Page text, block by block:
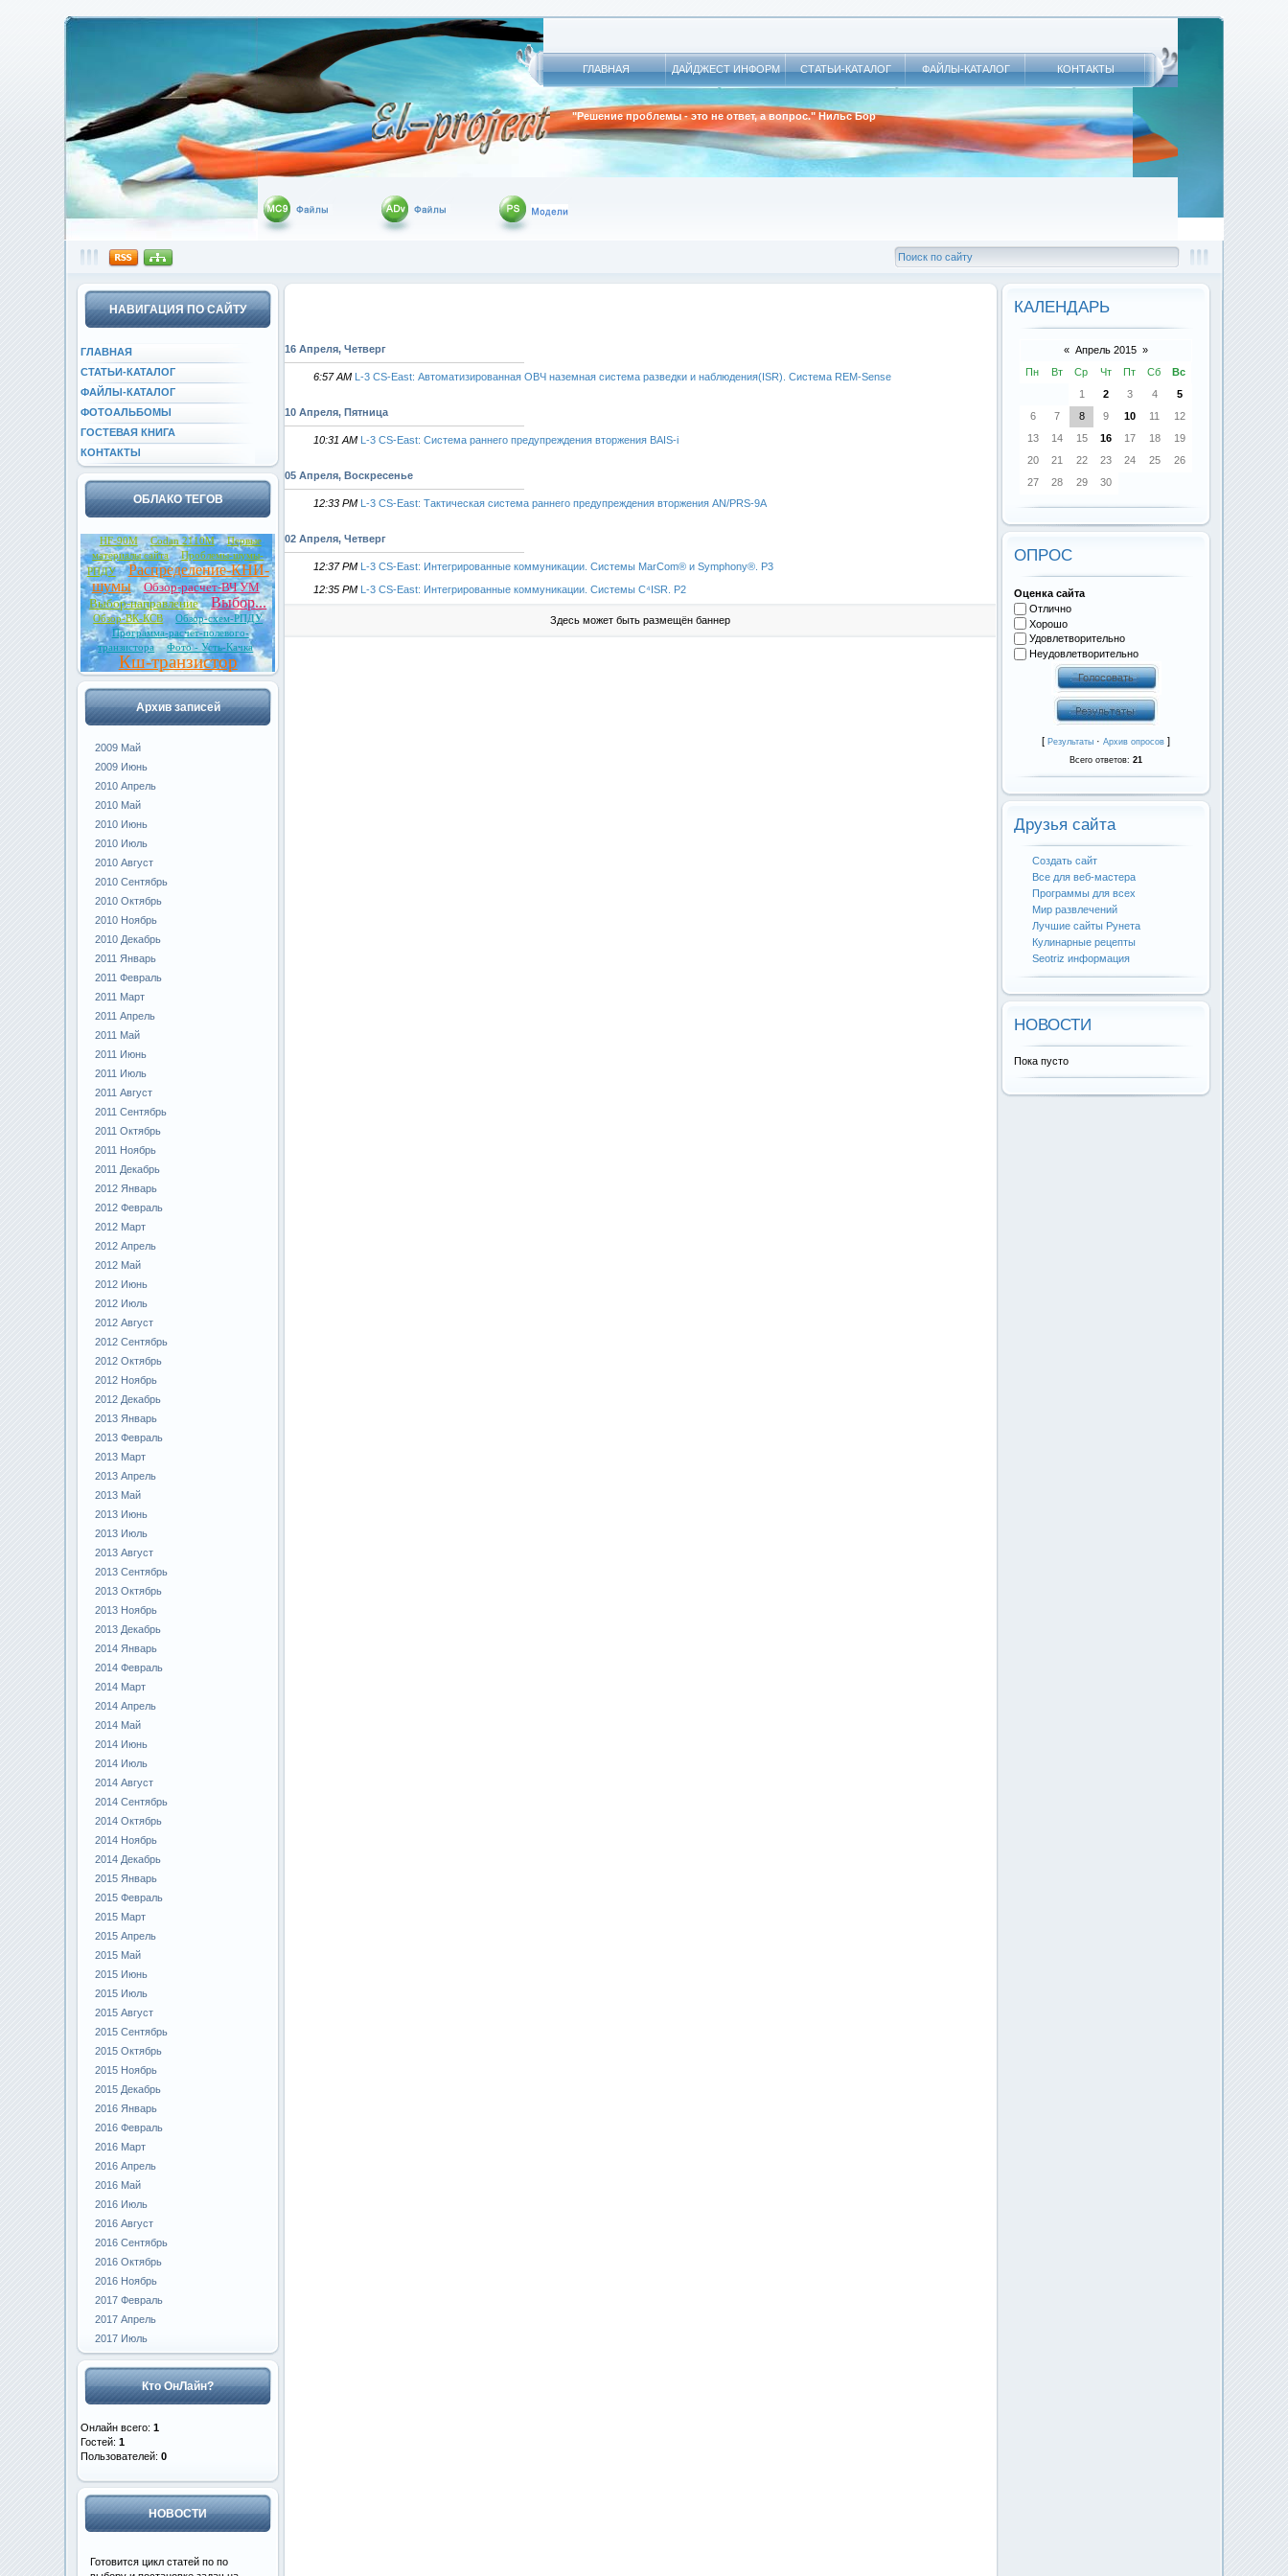
ГЛАВНАЯ ДАЙДЖЕСТ ИНФОРМ СТАТЬИ-КАТАЛОГ ФАЙЛЫ-КАТАЛОГ КОНТАКТЫ
"Решение проблемы - это не ответ, а вопрос." Нильс Бор
НАВИГАЦИЯ ПО САЙТУ
ГЛАВНАЯ
СТАТЬИ-КАТАЛОГ
ФАЙЛЫ-КАТАЛОГ
ФОТОАЛЬБОМЫ
ГОСТЕВАЯ КНИГА
КОНТАКТЫ
ОБЛАКО ТЕГОВ
HF-90M Codan 2110M
Первые
материалы сайта
Проблемы-шумы-
РПДУ
Распределение-КНИ-
шумы
Обзор-расчет-ВЧ УМ
Выбор-направление
Выбор...
Обзор-ВК-КСВ
Обзор-схем-РПДУ
Программа-расчет-полевого-
транзистора
Фото - Усть-Качка
Кш-транзистор
Архив записей
2009 Май
2009 Июнь
2010 Апрель
2010 Май
2010 Июнь
2010 Июль
2010 Август
2010 Сентябрь
2010 Октябрь
2010 Ноябрь
2010 Декабрь
2011 Январь
2011 Февраль
2011 Март
2011 Апрель
2011 Май
2011 Июнь
2011 Июль
2011 Август
2011 Сентябрь
2011 Октябрь
2011 Ноябрь
2011 Декабрь
2012 Январь
2012 Февраль
2012 Март
2012 Апрель
2012 Май
2012 Июнь
2012 Июль
2012 Август
2012 Сентябрь
2012 Октябрь
2012 Ноябрь
2012 Декабрь
2013 Январь
2013 Февраль
2013 Март
2013 Апрель
2013 Май
2013 Июнь
2013 Июль
2013 Август
2013 Сентябрь
2013 Октябрь
2013 Ноябрь
2013 Декабрь
2014 Январь
2014 Февраль
2014 Март
2014 Апрель
2014 Май
2014 Июнь
2014 Июль
2014 Август
2014 Сентябрь
2014 Октябрь
2014 Ноябрь
2014 Декабрь
2015 Январь
2015 Февраль
2015 Март
2015 Апрель
2015 Май
2015 Июнь
2015 Июль
2015 Август
2015 Сентябрь
2015 Октябрь
2015 Ноябрь
2015 Декабрь
2016 Январь
2016 Февраль
2016 Март
2016 Апрель
2016 Май
2016 Июль
2016 Август
2016 Сентябрь
2016 Октябрь
2016 Ноябрь
2017 Февраль
2017 Апрель
2017 Июль
Кто ОнЛайн?
Онлайн всего:1
Гостей:1
Пользователей:0
НОВОСТИ
Готовится цикл статей по по
16 Апреля, Четверг
6:57 AM L-3 CS-East: Автоматизированная ОВЧ наземная система разведки и наблюдения(ISR). Система REM-Sense
10 Апреля, Пятница
10:31 AM L-3 CS-East: Cистема раннего предупреждения вторжения BAIS-i
05 Апреля, Воскресенье
12:33 PM L-3 CS-East: Тактическая система раннего предупреждения вторжения AN/PRS-9A
02 Апреля, Четверг
12:37 PM L-3 CS-East: Интегрированные коммуникации. Системы MarCom® и Symphony®. P3
12:35 PM L-3 CS-East: Интегрированные коммуникации. Системы C⁴ISR. P2
Здесь может быть размещён баннер
КАЛЕНДАРЬ
« Апрель 2015 »
Пн
Вт Ср Чт Пт Сб
Вс
1
2 3 4
5
6
7 8 9 10 11
12
13
14 15 16 17 18
19
20
21 22 23 24 25
26
27
28 29 30
ОПРОС
Оценка сайта
Отлично
Хорошо
Удовлетворительно
Неудовлетворительно
[Результаты ·Архив опросов ]
Всего ответов:21
Друзья сайта
Создать сайт
Все для веб-мастера
Программы для всех
Мир развлечений
Лучшие сайты Рунета
Кулинарные рецепты
Seotriz информация
НОВОСТИ
Пока пусто